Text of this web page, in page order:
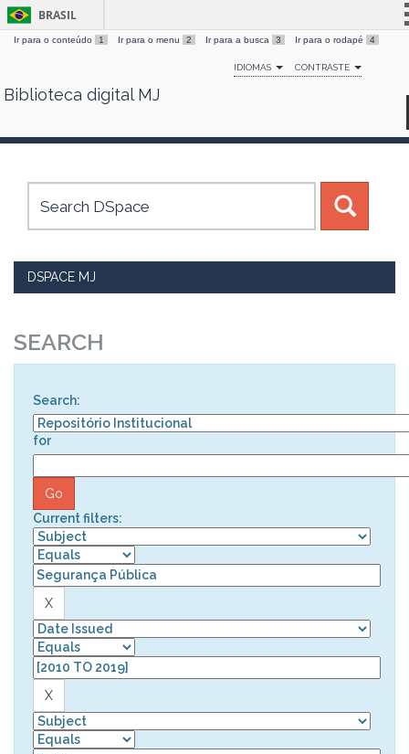
Skip
BRASIL
Simplifique!
Comunica BR
Canais
Ir para o conteúdo 1 Ir para o menu 2 Ir para a busca 3 Ir para o rodapé 4
IDIOMAS CONTRASTE
Biblioteca digital MJ
DSPACE MJ
SEARCH
Search:
for
Current filters: